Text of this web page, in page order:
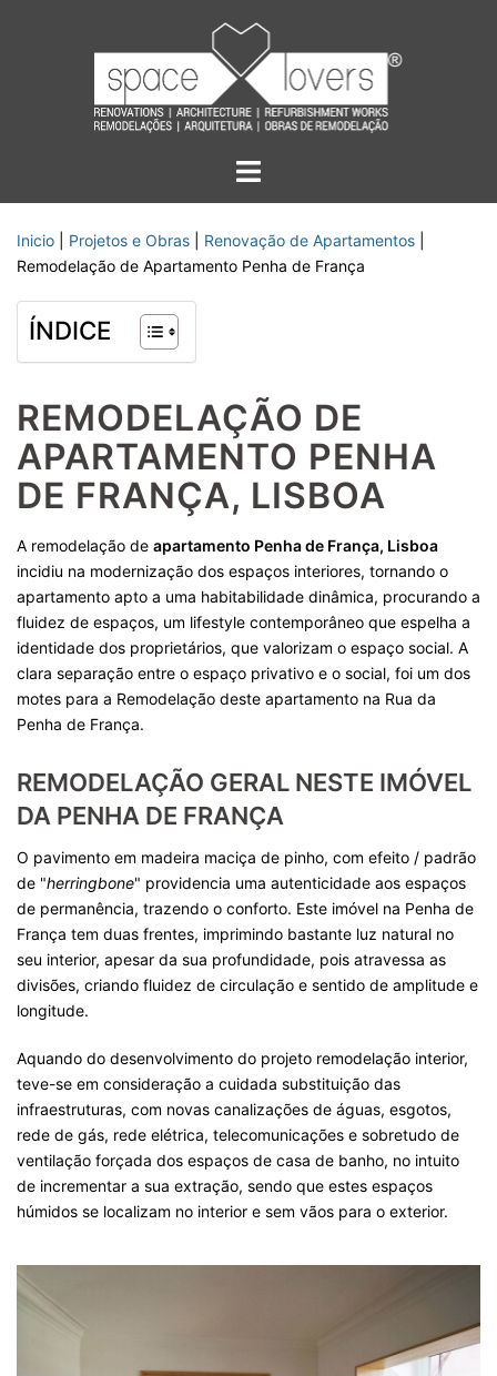
Alternar
Inicio Projetos e Obras Renovação de Apartamentos
Remodelação de Apartamento Penha de França
ÍNDICE
REMODELAÇÃO DE
APARTAMENTO PENHA
DE FRANÇA, LISBOA
A remodelação de apartamento Penha de França, Lisboa
incidiu na modernização dos espaços interiores, tornando o
apartamento apto a uma habitabilidade dinâmica, procurando a
fluidez de espaços, um lifestyle contemporâneo que espelha a
identidade dos proprietários, que valorizam o espaço social. A
clara separação entre o espaço privativo e o social, foi um dos
motes para a Remodelação deste apartamento na Rua da
Penha de França.
REMODELAÇÃO GERAL NESTE IMÓVEL
DA PENHA DE FRANÇA
O pavimento em madeira maciça de pinho, com efeito / padrão
de "herringbone" providencia uma autenticidade aos espaços
de permanência, trazendo o conforto. Este imóvel na Penha de
França tem duas frentes, imprimindo bastante luz natural no
seu interior, apesar da sua profundidade, pois atravessa as
divisões, criando fluidez de circulação e sentido de amplitude e
longitude.
Aquando do desenvolvimento do projeto remodelação interior,
teve-se em consideração a cuidada substituição das
infraestruturas, com novas canalizações de águas, esgotos,
rede de gás, rede elétrica, telecomunicações e sobretudo de
ventilação forçada dos espaços de casa de banho, no intuito
de incrementar a sua extração, sendo que estes espaços
húmidos se localizam no interior e sem vãos para o exterior.